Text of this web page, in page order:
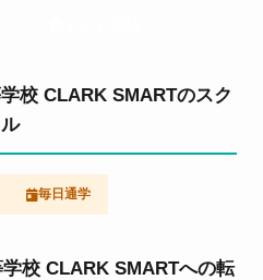
校 CLARK SMARTのスク
毎日通学
校 CLARK SMARTへの転